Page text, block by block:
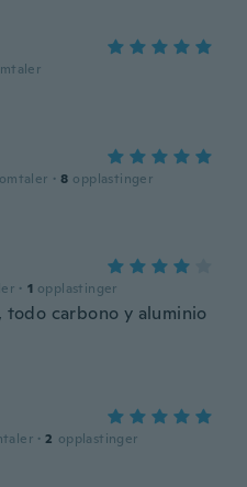
omtaler · 8 opplastinger
· 1 opplastinger
todo carbono y aluminio
· 2 opplastinger